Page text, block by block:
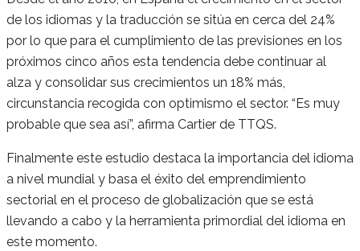
de los idiomas y la traducción se sitúa en cerca del 24%
por lo que para el cumplimiento de las previsiones en los
próximos cinco años esta tendencia debe continuar al
alza y consolidar sus crecimientos un 18% más,
circunstancia recogida con optimismo el sector. “Es muy
probable que sea así”, afirma Cartier de TTQS.
Finalmente este estudio destaca la importancia del idioma
a nivel mundial y basa el éxito del emprendimiento
sectorial en el proceso de globalización que se está
llevando a cabo y la herramienta primordial del idioma en
este momento.